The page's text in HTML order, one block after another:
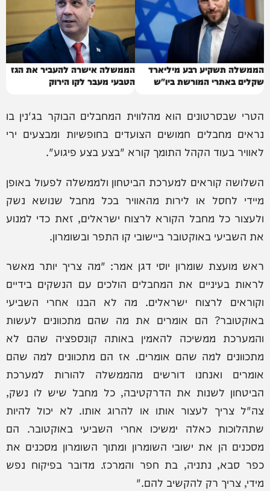
הממשלה תשקיע רבע מיליארד
שקלים באתרי המורשת ביו"ש
הממשלה אישרה להעביר את הגז
הטבעי מעבר לקו הירוק
הטרי שבסרטונים הוא מהלווית המחבלים הבוקר בג'נין בו
נראים מחבלים חמושים הצועדים בחופשיות ומבצעים ירי
לאוויר בעוד הקהל התומך קורא "בצע בצע פיגוע".
השלושה קוראים למערכת הביטחון ולממשלה לפעול באופן
מיידי לחסל או לירות מהאוויר בכל מחבל שנושא נשק
ולעצור כל מחבל הקורא לרצוח ישראלים, זאת כדי למנוע
את השביעי באוקטובר ביישובי קו התפר ובשומרון.
ראש מועצת שומרון יוסי דגן אמר: "מה צריך יותר מאשר
לראות בעיניים את המחבלים הולכים עם הנשקים בידיים
וקוראים לרצוח ישראלים. מה לא הבנו אחרי השביעי
באוקטובר? הם אומרים את מה שהם מתכוונים לעשות
והמערכת ממשיכה להאמין באותה קונספציה שהם לא
מתכוונים למה שהם אומרים. אז הם מתכוונים למה שהם
אומרים ואנחנו דורשים מהממשלה להורות למערכת
הביטחון לשנות את הדרקטיבה, כל מחבל שיש לו נשק,
צה"ל צריך לעצור אותו או להרוג אותו. לא יכול להיות
שתהלוכות כאלה ימשיכו אחרי השביעי באוקטובר. הם
מסכנים הן את ישובי השומרון ומתוך השומרון מסכנים את
כפר סבא, נתניה, בת חפר והמרכז. מדובר בפיקוח נפש
מידי, צריך רק להקשיב להם."